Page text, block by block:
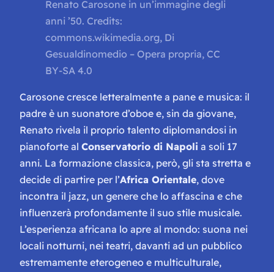
Renato Carosone in un’immagine degli
anni ’50. Credits:
commons.wikimedia.org, Di
Gesualdinomedio – Opera propria, CC
BY-SA 4.0
Carosone cresce letteralmente a pane e musica: il
padre è un suonatore d’oboe e, sin da giovane,
Renato rivela il proprio talento diplomandosi in
pianoforte al Conservatorio di Napoli a soli 17
anni. La formazione classica, però, gli sta stretta e
decide di partire per l’Africa Orientale, dove
incontra il jazz, un genere che lo affascina e che
influenzerà profondamente il suo stile musicale.
L’esperienza africana lo apre al mondo: suona nei
locali notturni, nei teatri, davanti ad un pubblico
estremamente eterogeneo e multiculturale,